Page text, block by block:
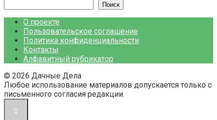
Поиск
О проекте
Пользовательское соглашение
Политика конфиденциальности
Контакты
Алфавитный рубрикатор
© 2026 Дачные Дела
Любое использование материалов допускается только с
письменного согласия редакции.